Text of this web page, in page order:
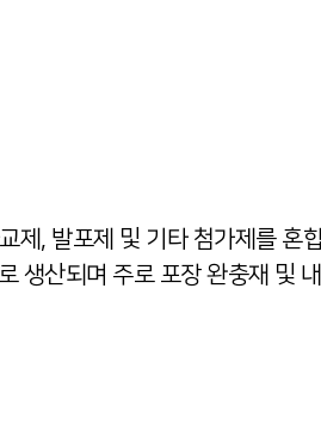
제, 발포제 및 기타 첨가제를 혼
생산되며 주로 포장 완충재 및